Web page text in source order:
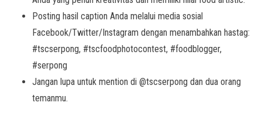
Posting hasil caption Anda melalui media sosial
Facebook/Twitter/Instagram dengan menambahkan hastag:
#tscserpong, #tscfoodphotocontest, #foodblogger,
#serpong
Jangan lupa untuk mention di @tscserpong dan dua orang
temanmu.